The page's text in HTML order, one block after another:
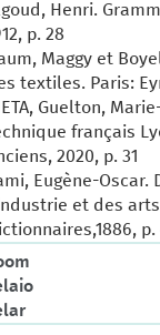
Henri.
p. 28
Maggy et
textiles. Paris:
Guelton,
français
2020, p. 31
Eugène-
et des
p.